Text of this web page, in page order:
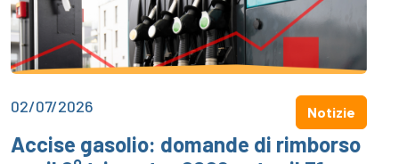
02/07/2026 Notizie
Accise gasolio: domande di rimborso